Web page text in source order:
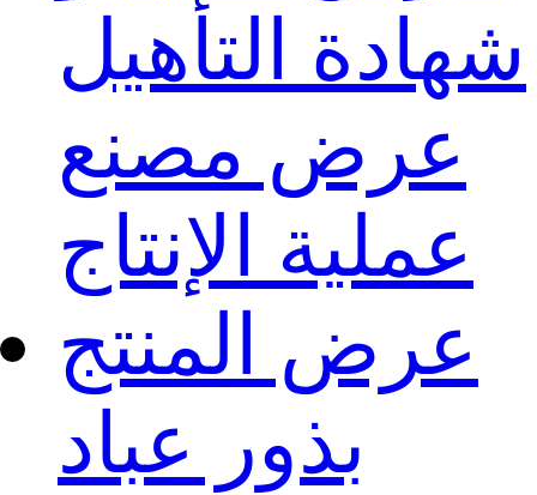
شهادة التأهيل
عرض مصنع
عملية الإنتاج
عرض المنتج
بذور عباد